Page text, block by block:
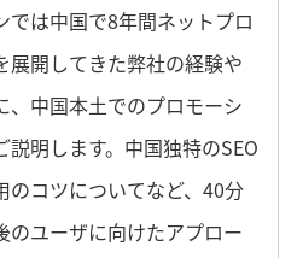
では中国で8年間ネットプロ
展開してきた弊社の経験や
、中国本土でのプロモーシ
説明します。中国独特のSEO
のコツについてなど、40分
のユーザに向けたアプロー